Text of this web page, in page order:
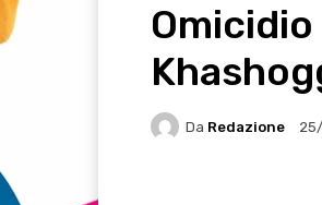
Da Redazione